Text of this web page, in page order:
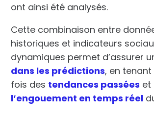
ont ainsi été analysés.
Cette combinaison entre
historiques et indicateurs
dynamiques permet d’assurer
dans les prédictions, en
fois des tendances passées et
l’engouement en temps réel